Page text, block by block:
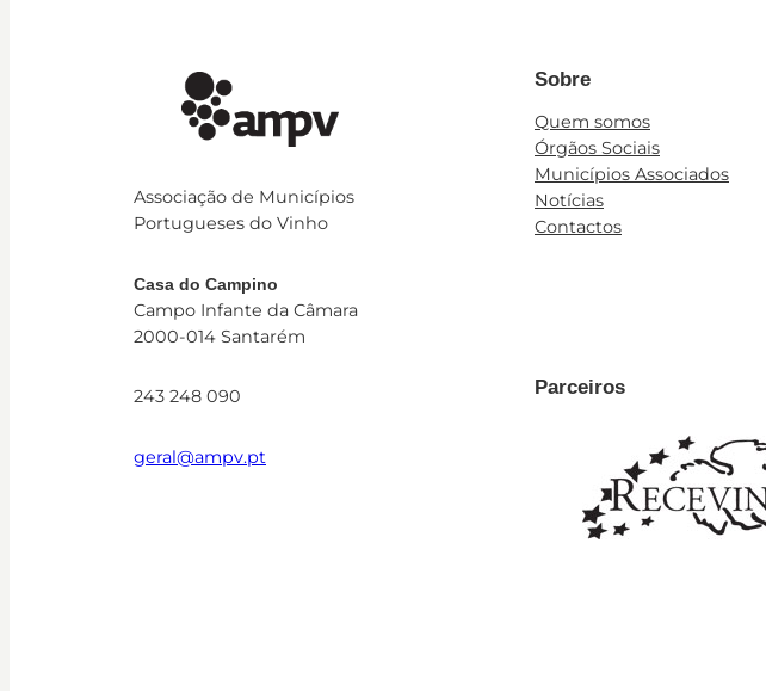
Associação de Municípios
Portugueses do Vinho
Casa do Campino
Campo Infante da Câmara
2000-014 Santarém
243 248 090
geral@ampv.pt
Sobre
Quem somos
Órgãos Sociais
Municípios Associados
Notícias
Contactos
Parceiros